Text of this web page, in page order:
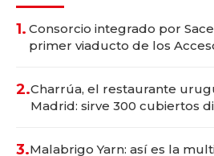
1. Consorcio integrado por
primer viaducto de los
2.Charrúa, el restaurante
Madrid: sirve 300 cubiertos
3.Malabrigo Yarn: así es la